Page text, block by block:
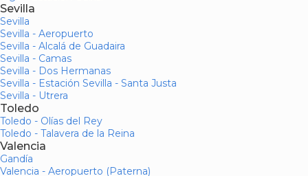
Sevilla
Sevilla
Sevilla - Aeropuerto
Sevilla - Alcalá de Guadaira
Sevilla - Camas
Sevilla - Dos Hermanas
Sevilla - Estación Sevilla - Santa Justa
Sevilla - Utrera
Toledo
Toledo - Olías del Rey
Toledo - Talavera de la Reina
Valencia
Gandía
Valencia - Aeropuerto (Paterna)